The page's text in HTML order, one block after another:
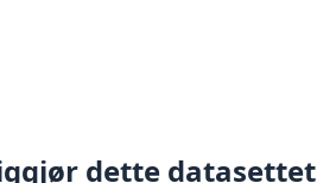
dette datasettet